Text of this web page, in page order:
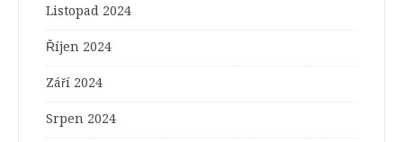
Listopad 2024
Říjen 2024
Září 2024
Srpen 2024